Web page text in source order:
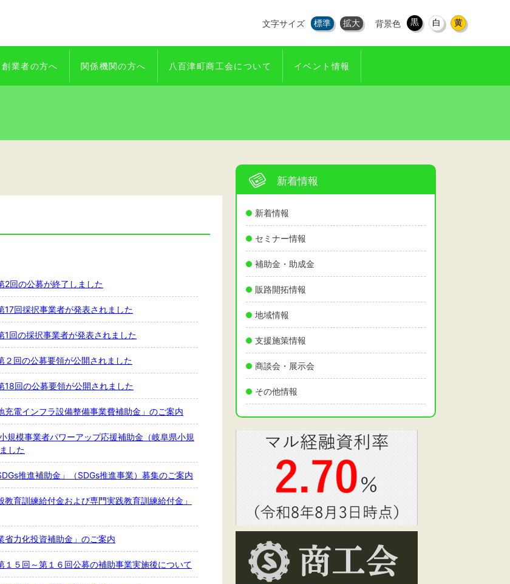
文字サイズ 標準 拡大 背景色 黒 白 黄
業者の方へ 関係機関の方へ 八百津町商工会について イベント情報
新着情報
新着情報
セミナー情報
補助金・助成金
販路開拓情報
地域情報
支援施策情報
商談会・展示会
その他情報
2回の公募が終了しました
回採択事業者が発表されました
回の採択事業者が発表されました
回の公募要領が公開されました
18回の公募要領が公開されました
充電インフラ設備整備事業費補助金」のご案内
規模事業者パワーアップ応援補助金（岐阜県小規
した
推進補助金」（SDGs推進事業）募集のご案内
教育訓練給付金および専門実践教育訓練給付金」
省力化投資補助金」のご案内
５回～第１６回公募の補助事業実施後について